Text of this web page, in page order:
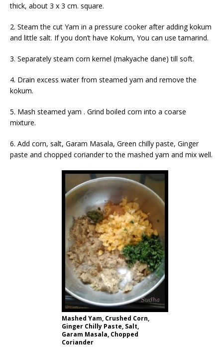
thick, about 3 x 3 cm. square.
2. Steam the cut Yam in a pressure cooker after adding kokum
and little salt. If you don’t have Kokum, You can use tamarind.
3. Separately steam corn kernel (makyache dane) till soft.
4. Drain excess water from steamed yam and remove the
kokum.
5. Mash steamed yam . Grind boiled corn into a coarse
mixture.
6. Add corn, salt, Garam Masala, Green chilly paste, Ginger
paste and chopped coriander to the mashed yam and mix well.
Mashed Yam, Crushed Corn,
Ginger Chilly Paste, Salt,
Garam Masala, Chopped
Coriander